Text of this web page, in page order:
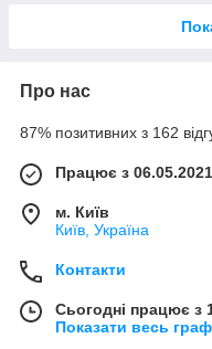
Про нас
87% позитивних з 162
Працює з 06.05.2021
м. Київ
Київ, Україна
Контакти
Сьогодні працює з
Показати весь